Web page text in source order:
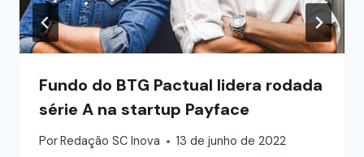
Fundo do BTG Pactual lidera rodada
série A na startup Payface
Por Redação SC Inova 13 de junho de 2022